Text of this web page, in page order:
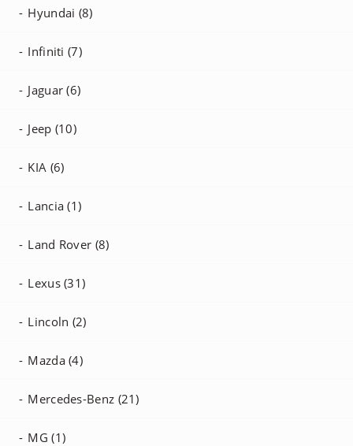
Hyundai (8)
Infiniti (7)
Jaguar (6)
Jeep (10)
KIA (6)
Lancia (1)
Land Rover (8)
Lexus (31)
Lincoln (2)
Mazda (4)
Mercedes-Benz (21)
MG (1)